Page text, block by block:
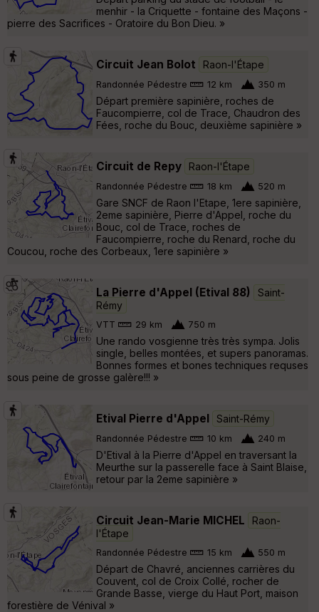
menhir - la Criquette - fontaine des Maçons -
pierre des Sacrifices - Oratoire du Bon Dieu. »
Circuit Jean Bolot Raon-l'Étape
Randonnée Pédestre 12 km 350 m
Départ première sapinière, roches de
Faucompierre, col de Trace, Chaudron des
Fées, roche du Bouc, deuxième sapinière »
Circuit de Repy Raon-l'Étape
Randonnée Pédestre 18 km 520 m
Gare SNCF de Raon l'Etape, 1ere sapinière,
2eme sapinière, Pierre d'Appel, roche du
Bouc, col de Trace, roches de
Faucompierre, roche du Renard, roche du
Coucou, roche des Corbeaux, 1ere sapinière »
La Pierre d'Appel (Etival 88)
Saint-
Rémy
VTT 29 km 750 m
Une rando vosgienne très très sympa. Jolis
single, belles montées, et supers panoramas.
Bonnes formes et bones techniques requses
sous peine de grosse galère!!! »
Etival Pierre d'Appel Saint-Rémy
Randonnée Pédestre 10 km 240 m
D'Etival à la Pierre d'Appel en traversant la
Meurthe sur la passerelle face à Saint Blaise,
retour par la 2eme sapinière »
Circuit Jean-Marie MICHEL
Raon-
l'Étape
Randonnée Pédestre 15 km 550 m
Départ de Chavré, anciennes carrières du
Couvent, col de Croix Collé, rocher de
Grande Basse, vierge du Haut Port, maison
forestière de Vénival »